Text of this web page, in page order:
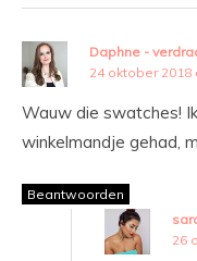
Daphne -
24 oktober 2018
Wauw die swatches!
winkelmandje gehad,
Beantwoorden
26